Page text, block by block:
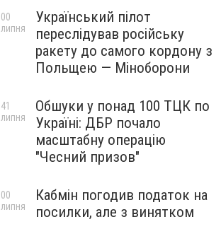
Український пілот
переслідував російську
ракету до самого кордону з
Польщею — Міноборони
Обшуки у понад 100 ТЦК по
Україні: ДБР почало
масштабну операцію
"Чесний призов"
Кабмін погодив податок на
посилки, але з винятком